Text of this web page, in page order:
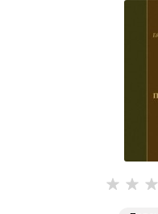
обсуждаемые